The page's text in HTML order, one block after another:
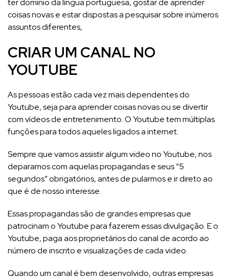
coisas novas e estar dispostas a pesquisar sobre inúmeros
assuntos diferentes,
CRIAR UM CANAL NO
YOUTUBE
As pessoas estão cada vez mais dependentes do
Youtube, seja para aprender coisas novas ou se divertir
com vídeos de entretenimento. O Youtube tem múltiplas
funções para todos aqueles ligados a internet.
Sempre que vamos assistir algum video no Youtube, nos
deparamos com aquelas propagandas e seus “5
segundos” obrigatórios, antes de pularmos e ir direto ao
que é de nosso interesse.
Essas propagandas são de grandes empresas que
patrocinam o Youtube para fazerem essas divulgação. E o
Youtube, paga aos proprietários do canal de acordo ao
número de inscrito e visualizações de cada video.
Quando um canal é bem desenvolvido, outras empresas